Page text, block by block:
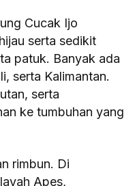
Cucak Ijo
serta sedikit
patuk. Banyak ada
serta Kalimantan.
serta
ke tumbuhan yang
rimbun. Di
Apes,